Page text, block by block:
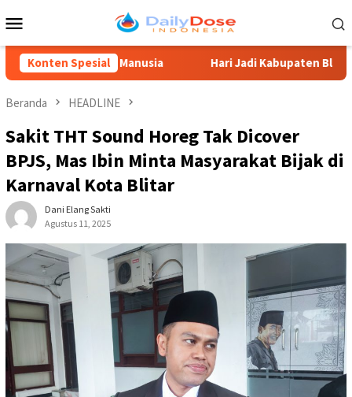
ke
Mobile
Konten Spesial
Daya Manusia Hari Jadi Kabupaten Blitar 702, Ketua
Beranda HEADLINE
Sakit THT Sound Horeg Tak Dicover
BPJS, Mas Ibin Minta Masyarakat Bijak di
Karnaval Kota Blitar
Dani Elang Sakti
Agustus 11, 2025